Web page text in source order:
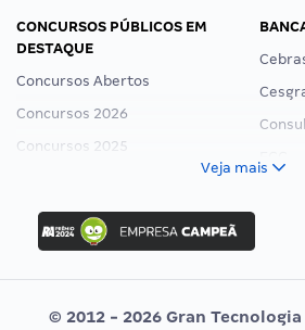
CONCURSOS PÚBLICOS EM
DESTAQUE
Concursos Abertos
Concursos 2026
Concursos 2025
Concurso Ibama
Concurso MPU
Editais publicados
Veja mais
© 2012 - 2026 Gran Tecnologia